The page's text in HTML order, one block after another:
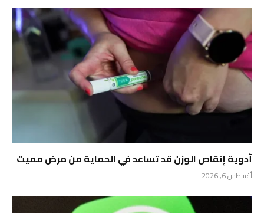
أدوية إنقاص الوزن قد تساعد في الحماية من مرض مميت
أغسطس 6, 2026